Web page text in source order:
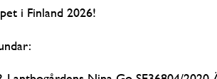
i Finland 2026!